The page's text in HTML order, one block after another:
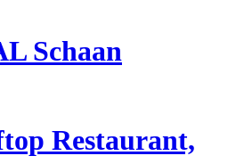
Schaan
Restaurant,